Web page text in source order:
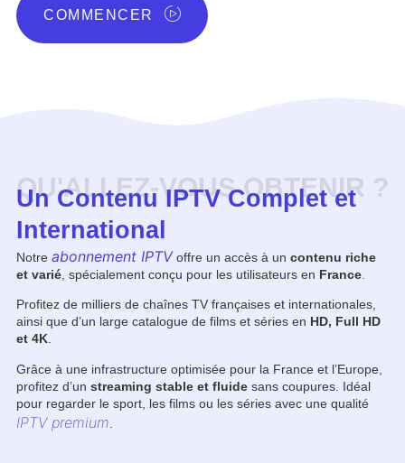
COMMENCER
QU'ALLEZ-VOUS OBTENIR ?
Un Contenu IPTV Complet et
International
Notre abonnement IPTVoffre un accès à un contenu riche
et varié, spécialement conçu pour les utilisateurs en France.
Profitez de milliers de chaînes TV françaises et internationales,
ainsi que d’un large catalogue de films et séries en HD, Full HD
et 4K.
Grâce à une infrastructure optimisée pour la France et l’Europe,
profitez d’un streaming stable et fluidesans coupures. Idéal
pour regarder le sport, les films ou les séries avec une qualité
IPTV premium